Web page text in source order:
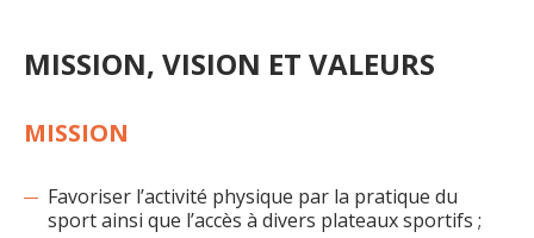
MISSION, VISION ET VALEURS
MISSION
Favoriser l’activité physique par la pratique du
sport ainsi que l’accès à divers plateaux sportifs ;